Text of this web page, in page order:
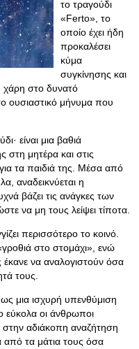
το τραγούδι
«Ferto», το
οποίο έχει ήδη
προκαλέσει
κύμα
συγκίνησης και
χάρη στο δυνατό
ουσιαστικό μήνυμα που
είναι μια βαθιά
μητέρα και στις
τα παιδιά της. Μέσα από
αναδεικνύεται η
βάζει τις ανάγκες των
να μη τους λείψει τίποτα.
περισσότερο το κοινό.
στο στομάχι», ενώ
έκανε να αναλογιστούν όσα
τους.
μια ισχυρή υπενθύμιση
εύκολα οι άνθρωποι
στην αδιάκοπη αναζήτηση
από τα μάτια τους όσα